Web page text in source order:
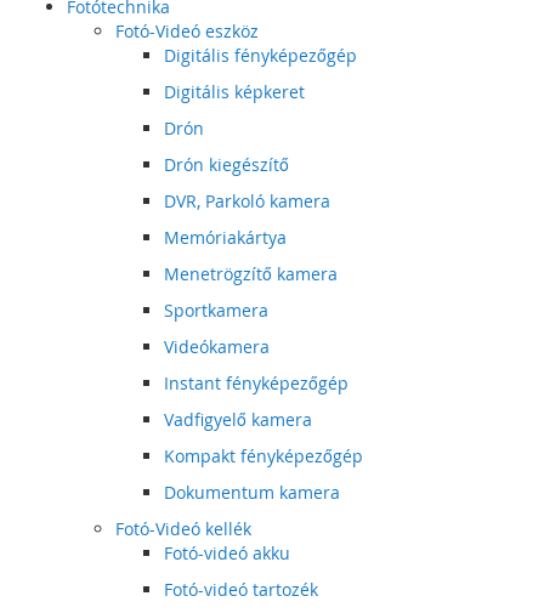
Fotótechnika
Fotó-Videó eszköz
Digitális fényképezőgép
Digitális képkeret
Drón
Drón kiegészítő
DVR, Parkoló kamera
Memóriakártya
Menetrögzítő kamera
Sportkamera
Videókamera
Instant fényképezőgép
Vadfigyelő kamera
Kompakt fényképezőgép
Dokumentum kamera
Fotó-Videó kellék
Fotó-videó akku
Fotó-videó tartozék